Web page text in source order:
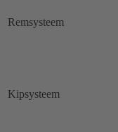
Remsysteem
Kipsysteem